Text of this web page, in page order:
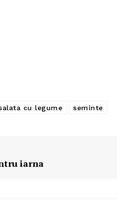
cu legume seminte
iarna